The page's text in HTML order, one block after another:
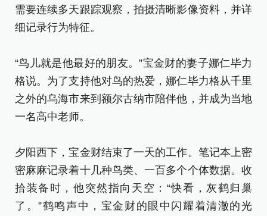
需要连续多天跟踪观察，拍摄清晰影像资料，并详
细记录行为特征。
“鸟儿就是他最好的朋友。”宝金财的妻子娜仁毕力
格说。为了支持他对鸟的热爱，娜仁毕力格从千里
之外的乌海市来到额尔古纳市陪伴他，并成为当地
一名高中老师。
夕阳西下，宝金财结束了一天的工作。笔记本上密
密麻麻记录着十几种鸟类、一百多个个体数据。收
拾装备时，他突然指向天空：“快看，灰鹤归巢
了。”鹤鸣声中，宝金财的眼中闪耀着清澈的光